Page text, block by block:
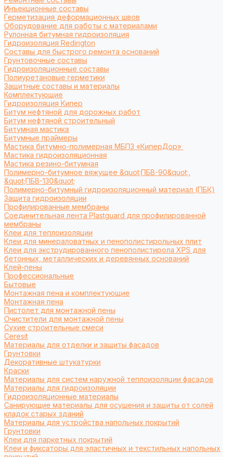
Инъекционные составы
Герметизация деформационных швов
Оборудование для работы с материалами
Рулонная битумная гидроизоляция
Гидроизоляция Redington
Составы для быстрого ремонта оснований
Грунтовочные составы
Гидроизоляционные составы
Полиуретановые герметики
Защитные составы и материалы
Комплектующие
Гидроизоляция Кипер
Битум нефтяной для дорожных работ
Битум нефтяной строительный
Битумная мастика
Битумные праймеры
Мастика битумно-полимерная МБПЗ «КиперДор»
Мастика гидроизоляционная
Мастика резино-битумная
Полимерно-битумное вяжущее &quot;ПБВ-90&quot;,
&quot;ПБВ-130&quot;
Полимерно-битумный гидроизоляционный материал (ПБК)
Защита гидроизоляции
Профилированные мембраны
Соединительная лента Plastguard для профилированной
мембраны
Клеи для теплоизоляции
Клеи для минераловатных и пенополистирольных плит
Клеи для экструдированного пенополистирола XPS для
бетонных, металлических и деревянных оснований
Клей-пены
Профессиональные
Бытовые
Монтажная пена и комплектующие
Монтажная пена
Пистолет для монтажной пены
Очистители для монтажной пены
Сухие строительные смеси
Ceresit
Материалы для отделки и защиты фасадов
Грунтовки
Декоративные штукатурки
Краски
Материалы для систем наружной теплоизоляции фасадов
Материалы для гидроизоляции
Гидроизоляционные материалы
Санирующие материалы для осушения и защиты от солей
кладок старых зданий
Материалы для устройства напольных покрытий
Грунтовки
Клеи для паркетных покрытий
Клеи и фиксаторы для эластичных и текстильных напольных